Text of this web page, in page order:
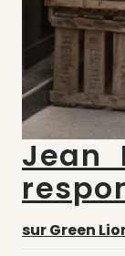
Jean
sur Green